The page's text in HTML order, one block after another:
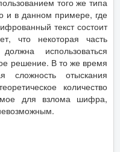
того же типа
и в данном примере, где
текст состоит
что некоторая часть
использоваться
решение. В то же время
сложность отыскания
количество
для взлома шифра,